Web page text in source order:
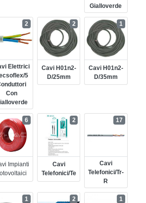
Gialloverde
Elettrici
5
Con
2
Cavi H01n2-
D/25mm
2
Cavi H01n2-
D/35mm
1
Impianti
6
Cavi
Telefonici/te
2
Cavi
Telefonici/tr-
R
17
1 2 1